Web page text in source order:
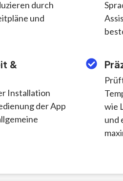
durch
und
&
Installation
der App
wie
und